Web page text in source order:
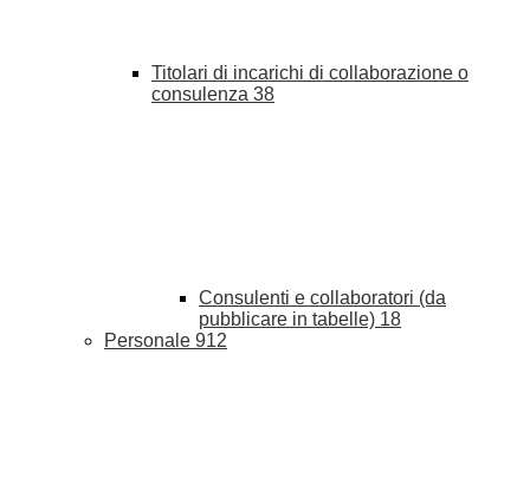
Titolari di incarichi di collaborazione o
consulenza 38
Consulenti e collaboratori (da
pubblicare in tabelle) 18
Personale 912